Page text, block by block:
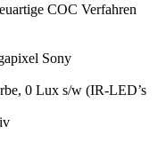
COC Verfahren
Sony
0 Lux s/w (IR-LED’s